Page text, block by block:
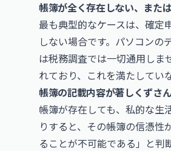
帳簿が全く存在しない、また
最も典型的なケースは、確定
しない場合です。パソコン
は税務調査では一切通用しま
れており、これを満たしてい
帳簿の記載内容が著しくずさ
帳簿が存在しても、私的な生
りすると、その帳簿の信憑
ることが不可能である」と判